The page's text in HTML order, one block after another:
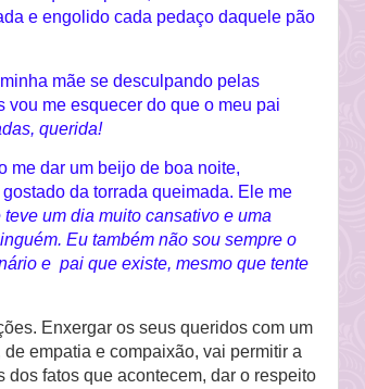
e engolido cada pedaço daquele pão
mãe se desculpando pelas
vou me esquecer do que o meu pai
querida!
me dar um beijo de boa noite,
da torrada queimada. Ele me
um dia muito cansativo e uma
Eu também não sou sempre o
e pai que existe, mesmo que tente
Enxergar os seus queridos com um
empatia e compaixão, vai permitir a
fatos que acontecem, dar o respeito